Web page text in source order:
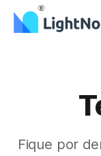
Fique por